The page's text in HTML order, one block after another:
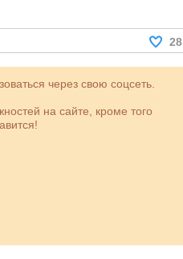
28
через свою соцсеть.
на сайте, кроме того